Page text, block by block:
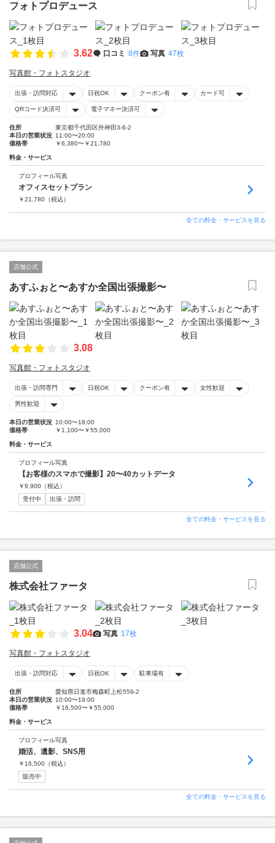
フォトプロデュース
3.62 口コミ 8件 写真 47枚
写真館・フォトスタジオ
出張・訪問対応 日祝OK クーポン有 カード可
QRコード決済可 電子マネー決済可
住所
東京都千代田区外神田3-6-2
本日の営業状況 11:00〜20:00
価格帯
￥6,380〜￥21,780
料金・サービス
プロフィール写真
オフィスセットプラン
￥21,780 （税込）
全ての料金・サービスを見る
店舗公式
あすふぉと〜あすか全国出張撮影〜
3.08
写真館・フォトスタジオ
出張・訪問専門 日祝OK クーポン有 女性歓迎
男性歓迎
本日の営業状況 10:00〜18:00
価格帯
￥1,100〜￥55,000
料金・サービス
プロフィール写真
【お客様のスマホで撮影】20〜40カットデータ
￥9,900 （税込）
受付中
出張・訪問
全ての料金・サービスを見る
店舗公式
株式会社ファータ
3.04 写真 17枚
写真館・フォトスタジオ
出張・訪問対応 日祝OK 駐車場有
住所
愛知県日進市梅森町上松559-2
本日の営業状況 10:00〜19:00
価格帯
￥16,500〜￥55,000
料金・サービス
プロフィール写真
婚活、遺影、SNS用
￥ 16,500 （税込）
販売中
全ての料金・サービスを見る